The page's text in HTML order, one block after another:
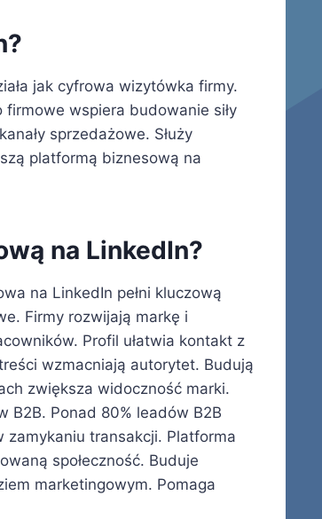
jak cyfrowa wizytówka firmy.
firmowe wspiera budowanie siły
sprzedażowe. Służy
platformą biznesową na
na LinkedIn?
na LinkedIn pełni kluczową
Firmy rozwijają markę i
Profil ułatwia kontakt z
wzmacniają autorytet. Budują
zwiększa widoczność marki.
B2B. Ponad 80% leadów B2B
transakcji. Platforma
społeczność. Buduje
marketingowym. Pomaga